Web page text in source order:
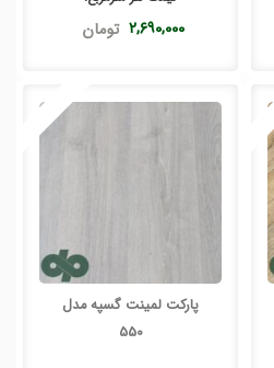
۲,۶۹۰,۰۰۰ تومان
پارکت لمینت گسپه مدل
550